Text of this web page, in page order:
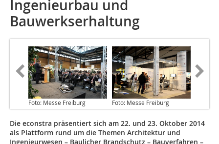
Ingenieurbau und
Bauwerkserhaltung
Foto: Messe Freiburg Foto: Messe Freiburg
Die econstra präsentiert sich am 22. und 23. Oktober 2014
als Plattform rund um die Themen Architektur und
Ingenieurwesen – Baulicher Brandschutz – Bauverfahren –